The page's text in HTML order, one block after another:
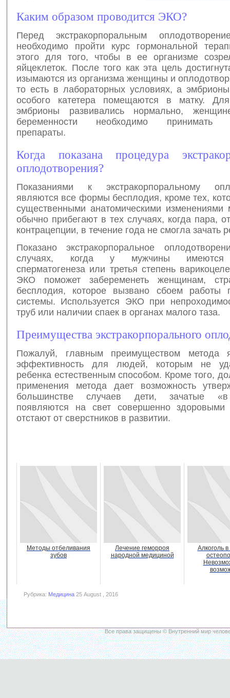
Каким образом проводится ЭКО?
Перед экстракорпоральным
необходимо пройти курс гормональной
этого для того, чтобы в ее организме
яйцеклеток. После того как эта цель
изымаются из организма женщины и
то есть в лабораторных условиях, а
особого катетера помещаются в матку.
эмбрионы развивались нормально,
беременности необходимо принимать
препараты.
Когда показана процедура
оплодотворения?
Показаниями к экстракорпоральному
являются все формы бесплодия, кроме тех,
существенными анатомическими
обычно прибегают в тех случаях, когда пара,
контрацепции, в течение года не смогла зачать
Показано экстракорпоральное
случаях, когда у мужчины имеются
сперматогенеза или третья степень
ЭКО поможет забеременеть женщинам,
бесплодия, которое вызвано сбоем работы
системы. Используется ЭКО при
труб или наличии спаек в органах малого таза.
Преимущества экстракорпорального
Пожалуй, главным преимуществом метода
эффективность для людей, которым не
ребенка естественным способом. Кроме того,
применения метода дает возможность
большинстве случаев дети, зачатые «в
появляются на свет совершенно
отстают от сверстников в развитии.
Методы отбеливания
зубов
Лечение геморроя
народной медициной
Алкоголь
Рубрика: Медицина 25 August , 2016
Все права защищены © Внутренний мир